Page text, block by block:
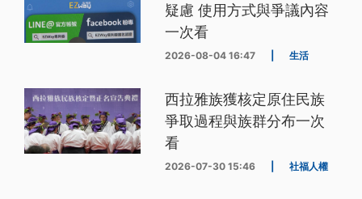
疑慮 使用方式與爭議內容
一次看
2026-08-04 16:47 生活
西拉雅族獲核定原住民族
爭取過程與族群分布一次
看
2026-07-30 15:46 社福人權